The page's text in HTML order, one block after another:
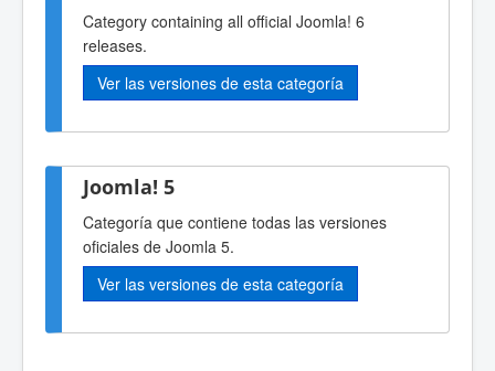
Category containing all official Joomla! 6
releases.
Ver las versiones de esta categoría
Joomla! 5
Categoría que contiene todas las versiones
oficiales de Joomla 5.
Ver las versiones de esta categoría